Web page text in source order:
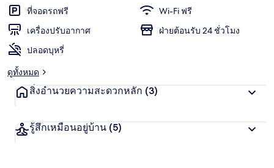
ที่จอดรถฟรี
Wi-Fi ฟรี
เครื่องปรับอากาศ
ฝ่ายต้อนรับ 24 ชั่วโมง
ปลอดบุหรี่
ดูทั้งหมด
สิ่งอำนวยความสะดวกหลัก (3)
รู้สึกเหมือนอยู่บ้าน (5)